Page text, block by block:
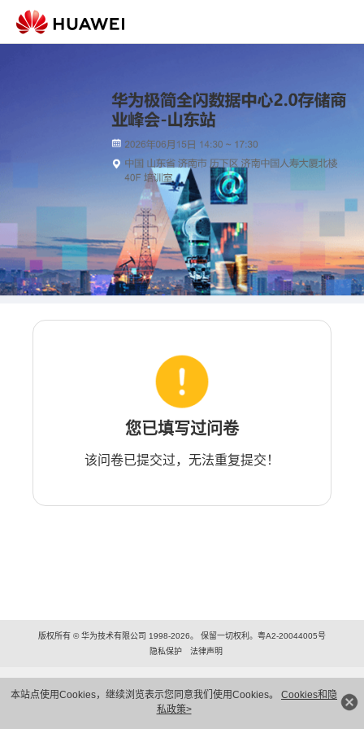
本站点使用Cookies，继续浏览表示您同意我们使用Cookies。 Cookies和隐
私政策>
您已填写过问卷
该问卷已提交过，无法重复提交！
版权所有 © 华为技术有限公司 1998-2026。 保留一切权利。粤A2-20044005号
隐私保护
法律声明